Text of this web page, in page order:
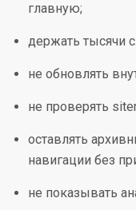
главную;
держать тысячи
не обновлять
не проверять
оставлять
навигации без
не показывать